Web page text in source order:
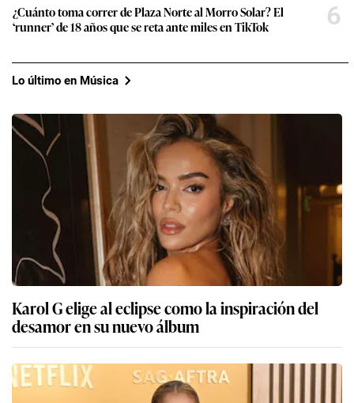
¿Cuánto toma correr de Plaza Norte al Morro Solar? El
‘runner’ de 18 años que se reta ante miles en TikTok
6
Lo último en Música
Karol G elige al eclipse como la inspiración del
desamor en su nuevo álbum